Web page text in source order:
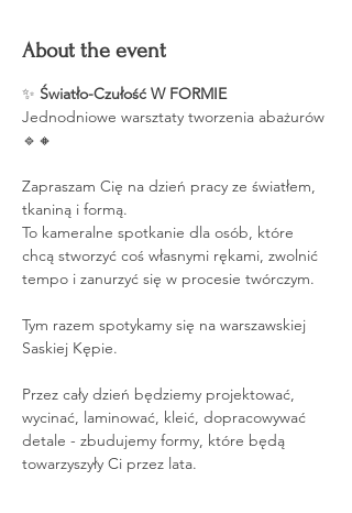
About the event
✨ Światło-Czułość W FORMIE
Jednodniowe warsztaty tworzenia abażurów
🔹🔸
Zapraszam Cię na dzień pracy ze światłem,
tkaniną i formą.
To kameralne spotkanie dla osób, które
chcą stworzyć coś własnymi rękami, zwolnić
tempo i zanurzyć się w procesie twórczym.
Tym razem spotykamy się na warszawskiej
Saskiej Kępie.
Przez cały dzień będziemy projektować,
wycinać, laminować, kleić, dopracowywać
detale - zbudujemy formy, które będą
towarzyszyły Ci przez lata.